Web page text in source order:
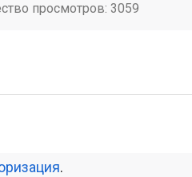
просмотров: 3059
.